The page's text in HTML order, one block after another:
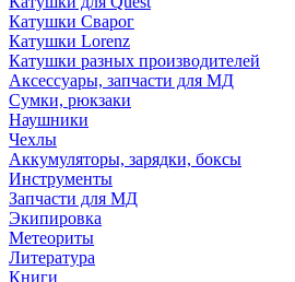
Катушки Сварог
Катушки Lorenz
Катушки разных производителей
Аксессуары, запчасти для МД
Сумки, рюкзаки
Наушники
Чехлы
Аккумуляторы, зарядки, боксы
Инструменты
Запчасти для МД
Экипировка
Метеориты
Литература
Книги